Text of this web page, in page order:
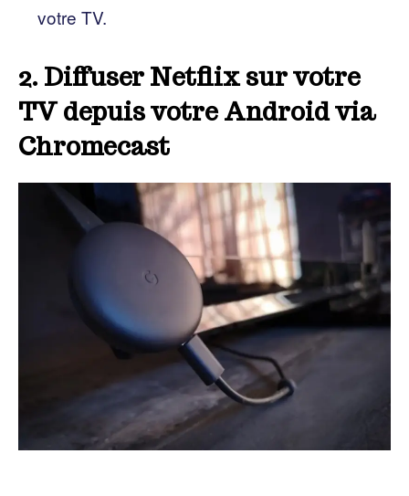
votre TV.
2. Diffuser Netflix sur votre
TV depuis votre Android via
Chromecast